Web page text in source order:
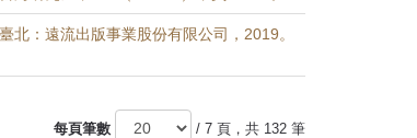
北：遠流出版事業股份有限公司，2019。
每頁筆數 / 7 頁，共 132 筆